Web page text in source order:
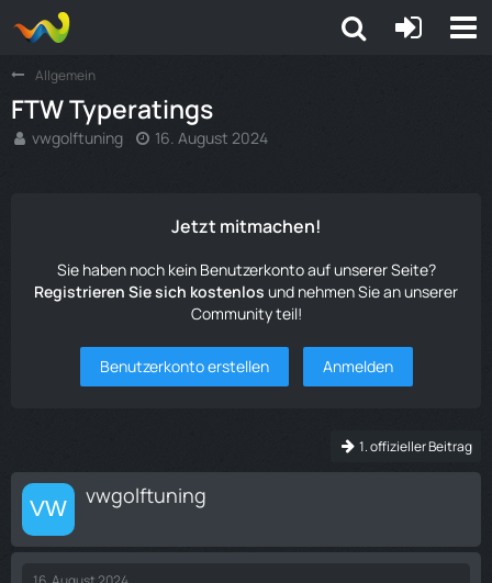
Allgemein
FTW Typeratings
vwgolftuning 16. August 2024
Jetzt mitmachen!
Sie haben noch kein Benutzerkonto auf unserer Seite?
Registrieren Sie sich kostenlos und nehmen Sie an unserer
Community teil!
Benutzerkonto erstellen Anmelden
1. offizieller Beitrag
vwgolftuning